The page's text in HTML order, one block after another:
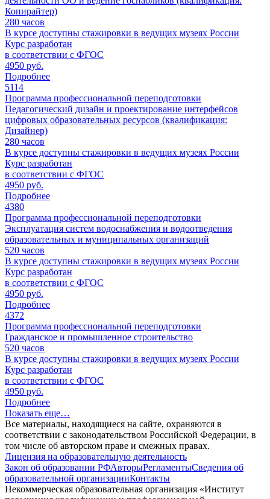
Копирайтер)
280 часов
В курсе доступны стажировки в ведущих музеях России
Курс разработан
в соответствии с ФГОС
4950 руб.
Подробнее
5114
Программа профессиональной переподготовки
Педагогический дизайн и проектирование интерфейсов
цифровых образовательных ресурсов (квалификация:
Дизайнер)
280 часов
В курсе доступны стажировки в ведущих музеях России
Курс разработан
в соответствии с ФГОС
4950 руб.
Подробнее
4380
Программа профессиональной переподготовки
Эксплуатация систем водоснабжения и водоотведения
образовательных и муниципальных организаций
520 часов
В курсе доступны стажировки в ведущих музеях России
Курс разработан
в соответствии с ФГОС
4950 руб.
Подробнее
4372
Программа профессиональной переподготовки
Гражданское и промышленное строительство
520 часов
В курсе доступны стажировки в ведущих музеях России
Курс разработан
в соответствии с ФГОС
4950 руб.
Подробнее
Показать еще…
Все материалы, находящиеся на сайте, охраняются в
соответствии с законодательством Российской Федерации, в
том числе об авторском праве и смежных правах.
Лицензия на образовательную деятельность
Закон об образовании РФАвторыРегламентыСведения об
образовательной организацииКонтакты
Некоммерческая образовательная организация «Институт